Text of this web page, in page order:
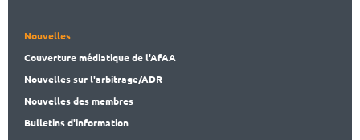
Nouvelles
Couverture médiatique de l'AfAA
Nouvelles sur l'arbitrage/ADR
Nouvelles des membres
Bulletins d'information